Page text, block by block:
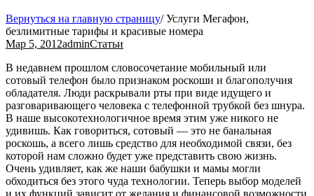
Вернуться на главную страницу/Услуги Мегафон,
безлимитные тарифы и красивые номера
Мар 5, 2012adminСтатьи
В недавнем прошлом словосочетание мобильный или
сотовый телефон было признаком роскоши и благополучия
обладателя. Люди раскрывали рты при виде идущего и
разговаривающего человека с телефонной трубкой без шнура.
В наше высокотехнологичное время этим уже никого не
удивишь. Как говориться, сотовый — это не банальная
роскошь, а всего лишь средство для необходимой связи, без
которой нам сложно будет уже представить свою жизнь.
Очень удивляет, как же наши бабушки и мамы могли
обходиться без этого чуда технологии. Теперь выбор моделей
и их функций зависит от желания и финансовой возможности